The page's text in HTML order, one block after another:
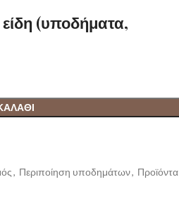
(υποδήματα,
, Περιποίηση υποδημάτων, Προϊόντα